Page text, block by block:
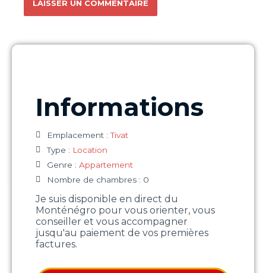
Informations
Emplacement : Tivat
Type : Location
Genre : Appartement
Nombre de chambres : 0
Je suis disponible en direct du
Monténégro pour vous orienter, vous
conseiller et vous accompagner
jusqu'au paiement de vos premières
factures.